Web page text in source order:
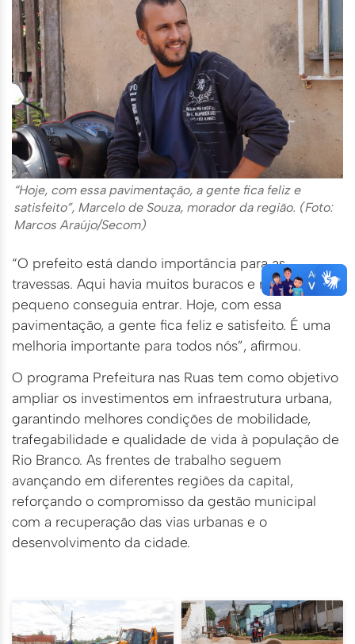
“Hoje, com essa pavimentação, a gente fica feliz e
satisfeito”, Marcelo de Souza, morador da região. (Foto:
Marcos Araújo/Secom)
“O prefeito está dando importância para as
travessas. Aqui havia muitos buracos e nem carro
pequeno conseguia entrar. Hoje, com essa
pavimentação, a gente fica feliz e satisfeito. É uma
melhoria importante para todos nós”, afirmou.
O programa Prefeitura nas Ruas tem como objetivo
ampliar os investimentos em infraestrutura urbana,
garantindo melhores condições de mobilidade,
trafegabilidade e qualidade de vida à população de
Rio Branco. As frentes de trabalho seguem
avançando em diferentes regiões da capital,
reforçando o compromisso da gestão municipal
com a recuperação das vias urbanas e o
desenvolvimento da cidade.